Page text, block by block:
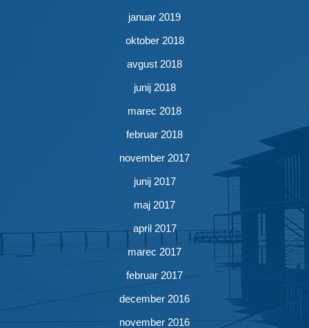
januar 2019
oktober 2018
avgust 2018
junij 2018
marec 2018
februar 2018
november 2017
junij 2017
maj 2017
april 2017
marec 2017
februar 2017
december 2016
november 2016